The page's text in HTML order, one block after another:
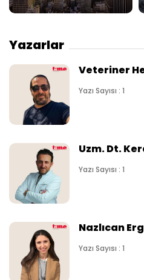
Yazarlar
Veteriner
Yazı Sayısı : 1
Uzm. Dt.
Yazı Sayısı : 1
Nazlıcan
Yazı Sayısı : 1